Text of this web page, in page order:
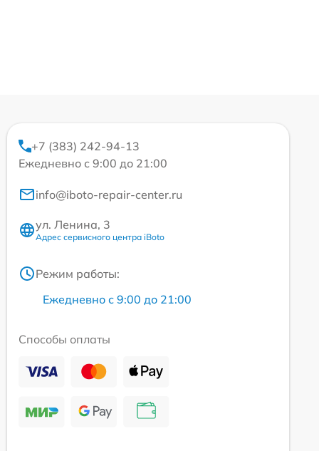
+7 (383) 242-94-13
Ежедневно с 9:00 до 21:00
info@iboto-repair-center.ru
ул. Ленина, 3
Адрес сервисного центра iBoto
Режим работы:
Ежедневно с 9:00 до 21:00
Способы оплаты